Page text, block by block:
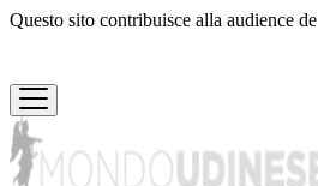
Questo sito contribuisce alla audience de